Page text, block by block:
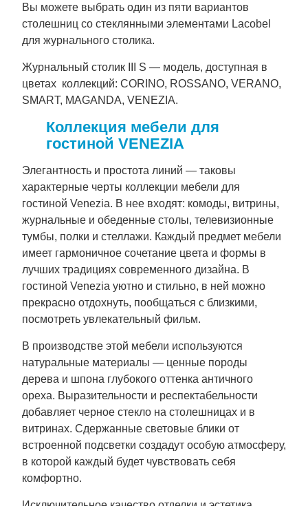
Вы можете выбрать один из пяти вариантов
столешниц со стеклянными элементами Lacobel
для журнального столика.
Журнальный столик III S — модель, доступная в
цветах коллекций: CORINO, ROSSANO, VERANO,
SMART, MAGANDA, VENEZIA.
Коллекция мебели для
гостиной VENEZIA
Элегантность и простота линий — таковы
характерные черты коллекции мебели для
гостиной Venezia. В нее входят: комоды, витрины,
журнальные и обеденные столы, телевизионные
тумбы, полки и стеллажи. Каждый предмет мебели
имеет гармоничное сочетание цвета и формы в
лучших традициях современного дизайна. В
гостиной Venezia уютно и стильно, в ней можно
прекрасно отдохнуть, пообщаться с близкими,
посмотреть увлекательный фильм.
В производстве этой мебели используются
натуральные материалы — ценные породы
дерева и шпона глубокого оттенка античного
ореха. Выразительности и респектабельности
добавляет черное стекло на столешницах и в
витринах. Сдержанные световые блики от
встроенной подсветки создадут особую атмосферу,
в которой каждый будет чувствовать себя
комфортно.